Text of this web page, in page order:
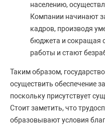
населению,
Компании начинают
кадров, производя
бюджета и сокращая
работы и стают
Таким образом,
осуществить обеспечение
поскольку присутствует
Стоит заметить, что
образовывают условия